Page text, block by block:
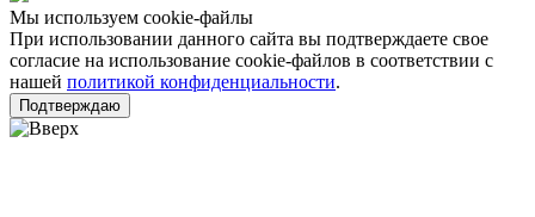
Мы используем cookie-файлы
При использовании данного сайта вы подтверждаете свое
согласие на использование cookie-файлов в соответствии с
нашей политикой конфиденциальности.
Подтверждаю